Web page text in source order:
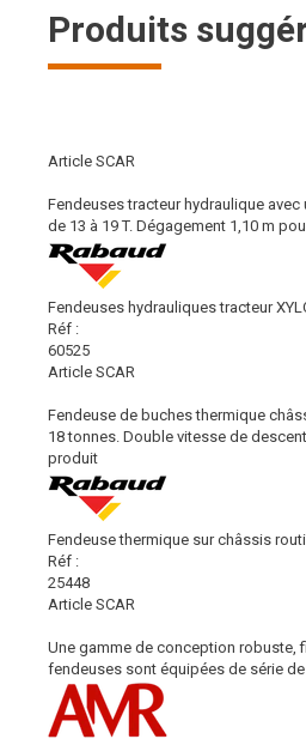
Produits
Article SCAR
Fendeuses tracteur hydraulique
de 13 à 19 T. Dégagement 1,10 m pour
Fendeuses hydrauliques tracteur
Réf :
60525
Article SCAR
Fendeuse de buches thermique
18 tonnes. Double vitesse de
produit
Fendeuse thermique sur châssis
Réf :
25448
Article SCAR
Une gamme de conception robuste,
fendeuses sont équipées de série de